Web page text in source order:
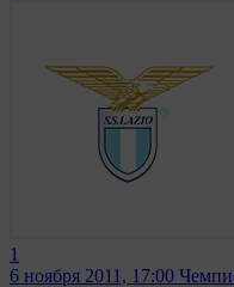
1
6 ноября 2011, 17:00